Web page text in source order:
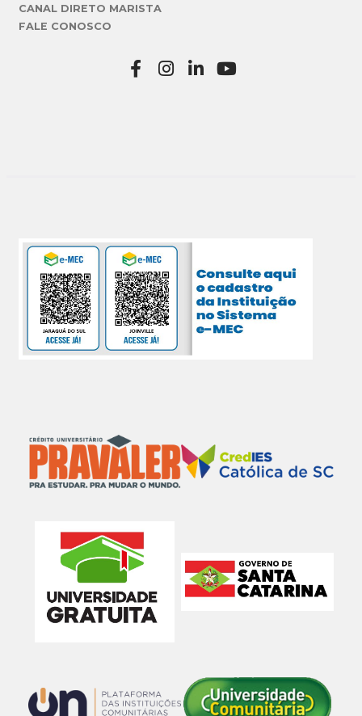
CANAL DIRETO MARISTA
FALE CONOSCO